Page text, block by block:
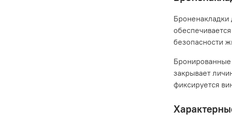
безопасности
Бронированные
закрывает
фиксируется